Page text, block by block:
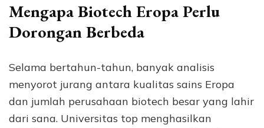
Mengapa Biotech Eropa Perlu
Dorongan Berbeda
Selama bertahun-tahun, banyak analisis
menyorot jurang antara kualitas sains Eropa
dan jumlah perusahaan biotech besar yang lahir
dari sana. Universitas top menghasilkan